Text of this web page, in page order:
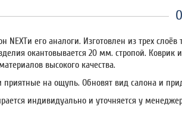
NEXTи его аналоги. Изготовлен из трех
окантовывается 20 мм. стропой.
высокого качества.
приятные на ощупь. Обновят вид салона и
индивидуально и уточняется у